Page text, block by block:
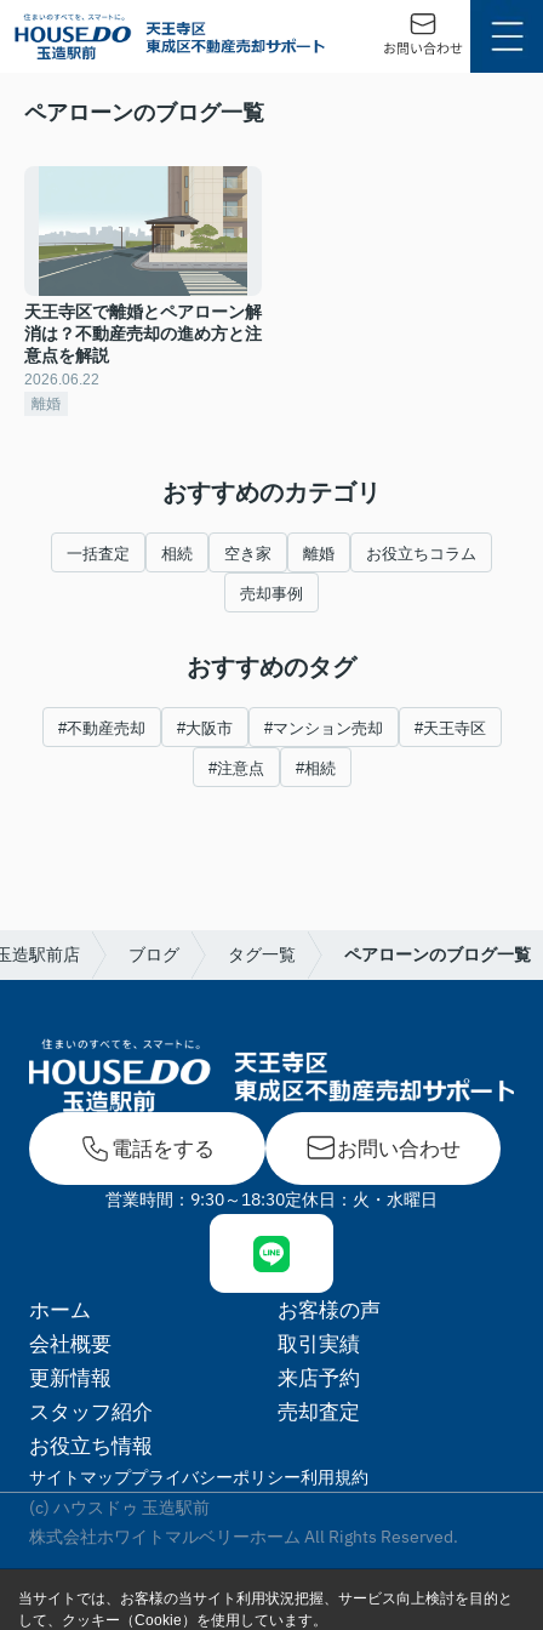
ペアローンのブログ一覧
天王寺区で離婚とペアローン解
消は？不動産売却の進め方と注
意点を解説
2026.06.22
離婚
おすすめのカテゴリ
一括査定 相続 空き家 離婚 お役立ちコラム
売却事例
おすすめのタグ
#不動産売却 #大阪市 #マンション売却 #天王寺区
#注意点 #相続
造駅前店 ブログ タグ一覧 ペアローンのブログ一覧
電話をする お問い合わせ
営業時間：9:30～18:30定休日：火・水曜日
ホーム
会社概要
更新情報
スタッフ紹介
お役立ち情報
お客様の声
取引実績
来店予約
売却査定
サイトマッププライバシーポリシー利用規約
(c) ハウスドゥ 玉造駅前
株式会社ホワイトマルベリーホーム All Rights Reserved.
当サイトでは、お客様の当サイト利用状況把握、サービス向上検討を目的と
して、クッキー（Cookie）を使用しています。